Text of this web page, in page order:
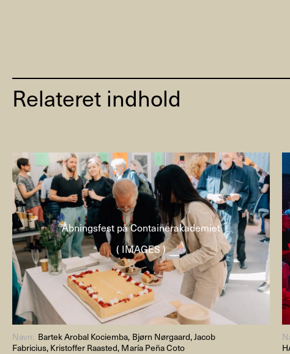
Relateret indhold
Åbningsfest på Containerakademiet
( IMAGES )
Navn: Bartek Arobal Kociemba, Bjørn Nørgaard, Jacob
Fabricius, Kristoffer Raasted, María Peña Coto